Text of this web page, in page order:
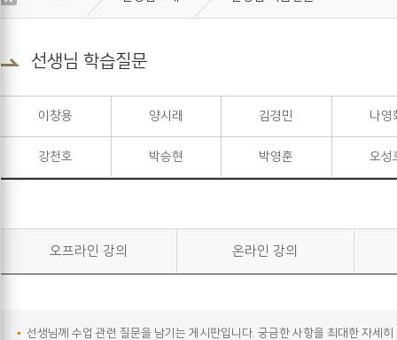
수강후기
약
기
선생님 학습질문
이창용 양시래 김경민 나영
강천호 박승현 박영훈 오성
오프라인 강의 온라인 강의
선생님께 수업 관련 질문을 남기는 게시판입니다. 궁금한 사항을 최대한 자세히